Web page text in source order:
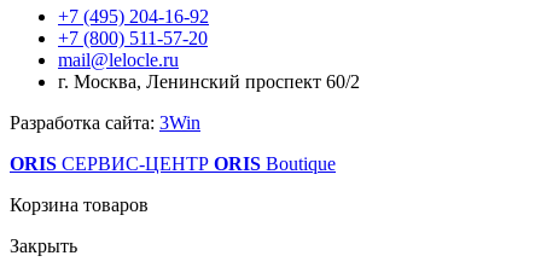
+7 (495) 204-16-92
+7 (800) 511-57-20
mail@lelocle.ru
г. Москва, Ленинский проспект 60/2
Разработка сайта: 3Win
ORIS СЕРВИС-ЦЕНТР ORIS Boutique
Корзина товаров
Закрыть